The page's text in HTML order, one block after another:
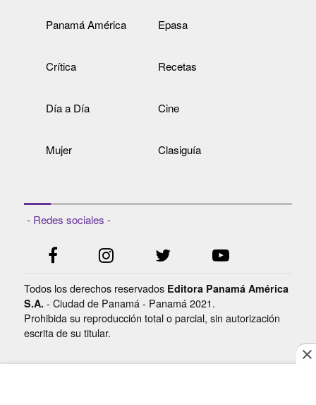
Panamá América Epasa
Crítica Recetas
Día a Día Cine
Mujer Clasiguía
- Redes sociales -
Todos los derechos reservados Editora Panamá América
S.A. - Ciudad de Panamá - Panamá 2021.
Prohibida su reproducción total o parcial, sin autorización
escrita de su titular.